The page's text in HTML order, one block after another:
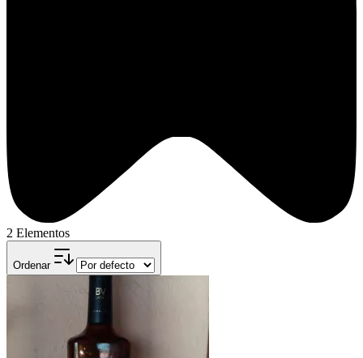
2 Elementos
Ordenar